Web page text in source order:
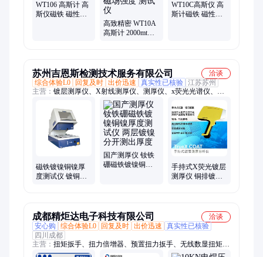
WT106 高斯计 高
斯仪磁铁 磁性材
高致精密 WT10A
高斯计 2000mt高
WT10C高斯仪 高
斯计磁铁 磁性材
苏州吉恩斯检测技术服务有限公司
洽谈
综合体验L0
回复及时 出价迅速 真实性已核验 江苏苏州
主营： 镀层测厚仪、X射线测厚仪、测厚仪、x荧光光谱仪、膜
磁铁镀镍铜镍厚
度测试仪 镀铜镍
国产测厚仪 钕铁
硼磁铁镀镍铜镍
手持式X荧光镀层
测厚仪 铜排镀锡
成都精炬达电子科技有限公司
洽谈
安心购
综合体验L0 回复及时 出价迅速
真实性已核验
四川成都
主营： 扭矩扳手、扭力倍增器、预置扭力扳手、无线数显扭矩扳
手、数显扭矩扳手、折弯式扭矩扳手、圆柱型拉压力计、微型测